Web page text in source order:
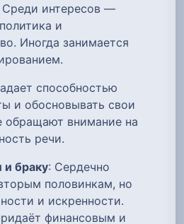
Среди интересов —
и
Иногда занимается
способностью
и обосновывать свои
обращают внимание на
речи.
браку: Сердечно
половинкам, но
и искренности.
финансовым и